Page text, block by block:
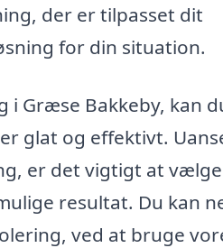
der er tilpasset dit
for din situation.
Græse Bakkeby, kan
glat og effektivt.
er det vigtigt at
resultat. Du kan
ved at bruge